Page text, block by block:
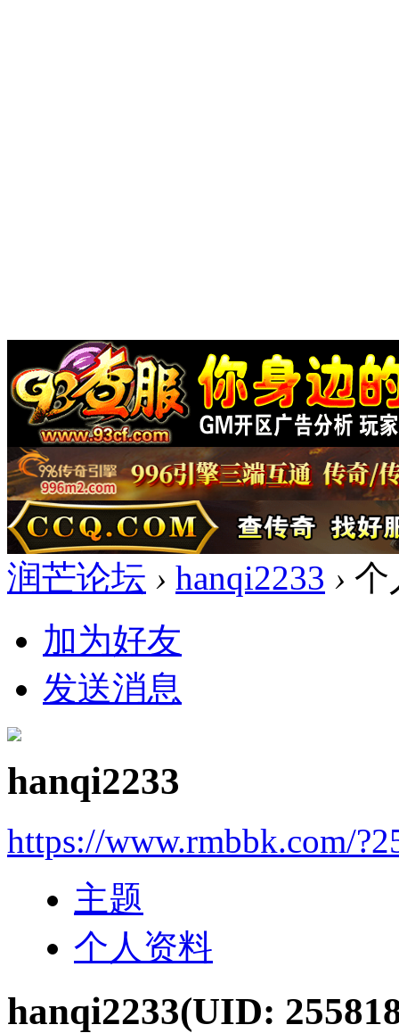
润芒论坛 › hanqi2233 › 个
加为好友
发送消息
hanqi2233
https://www.rmbbk.com/
主题
个人资料
hanqi2233(UID: